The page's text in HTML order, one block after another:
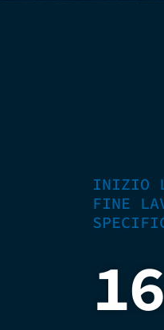
INIZIO
FINE